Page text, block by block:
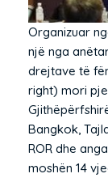
Organizuar
një nga
drejtave të
right) mori
Bangkok,
ROR dhe
moshën 14